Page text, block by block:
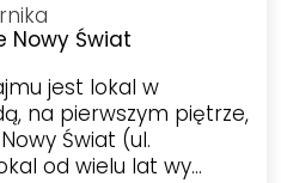
Nowy Świat
jest lokal w
na pierwszym piętrze,
Świat (ul.
od wielu lat wy…